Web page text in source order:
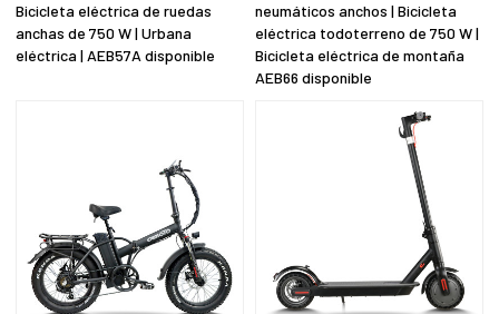
Bicicleta eléctrica de ruedas
anchas de 750 W | Urbana
eléctrica | AEB57A disponible
neumáticos anchos | Bicicleta
eléctrica todoterreno de 750 W |
Bicicleta eléctrica de montaña
AEB66 disponible